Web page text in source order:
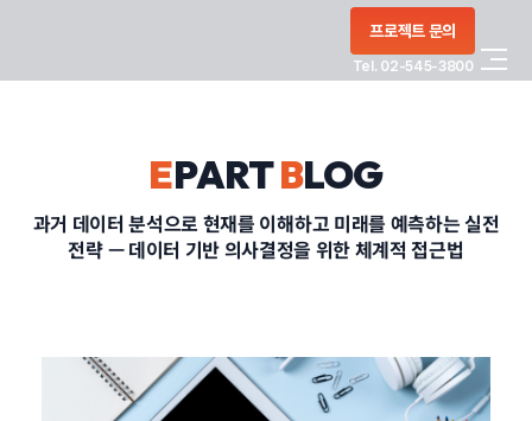
프로젝트 문의
Tel. 02-545-3800
PORTFOLIO
CONTACT
EPARTBLOG
과거 데이터 분석으로 현재를 이해하고 미래를 예측하는 실전
전략 — 데이터 기반 의사결정을 위한 체계적 접근법